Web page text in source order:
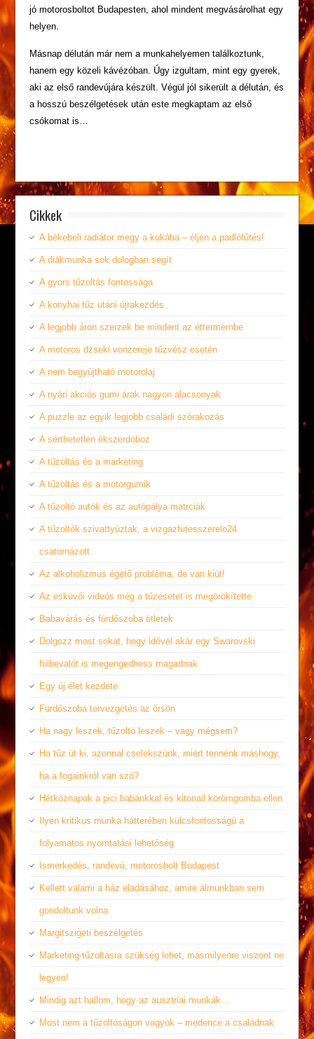
jó motorosboltot Budapesten, ahol mindent megvásárolhat egy
helyen.
Másnap délután már nem a munkahelyemen találkoztunk,
hanem egy közeli kávézóban. Úgy izgultam, mint egy gyerek,
aki az első randevújára készült. Végül jól sikerült a délután, és
a hosszú beszélgetések után este megkaptam az első
csókomat is…
Cikkek
A békebeli radiátor megy a kukába – éljen a padlófűtés!
A diákmunka sok dologban segít
A gyors tűzoltás fontossága
A konyhai tűz utáni újrakezdés
A legjobb áron szerzek be mindent az éttermembe
A motoros dzseki vonzereje tűzvész esetén
A nem begyújtható motorolaj
A nyári akciós gumi árak nagyon alacsonyak
A puzzle az egyik legjobb családi szórakozás
A sérthetetlen ékszerdoboz
A tűzoltás és a marketing
A tűzoltás és a motorgumik
A tűzoltó autók és az autópálya matrciák
A tűzoltók szivattyúztak, a vizgazfutesszerelo24
csatornázott
Az alkoholizmus égető probléma, de van kiút!
Az esküvői videós még a tűzesetet is megörökítette
Babavárás és fürdőszoba ötletek
Dolgozz most sokat, hogy idővel akár egy Swarovski
fülbevalót is megengedhess magadnak
Egy új élet kezdete
Fürdőszoba tervezgetés az őrsön
Ha nagy leszek, tűzoltó leszek – vagy mégsem?
Ha tűz üt ki, azonnal cselekszünk, miért tennénk máshogy,
ha a fogainkról van szó?
Hétköznapok a pici babánkkal és kitonail körömgomba ellen
Ilyen kritikus munka hátterében kulcsfontosságú a
folyamatos nyomtatási lehetőség
Ismerkedés, randevú, motorosbolt Budapest
Kellett valami a ház eladásához, amire álmunkban sem
gondoltunk volna
Margitszigeti beszélgetés
Marketing-tűzoltásra szükség lehet, másmilyenre viszont ne
legyen!
Mindig azt hallom, hogy az ausztriai munkák…
Most nem a tűzoltóságon vagyok – medence a családnak